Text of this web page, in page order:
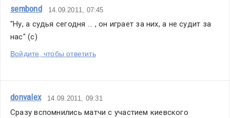
sembond 14.09.2011, 07:45
"Ну, а судья сегодня ... , он играет за них, а не судит за
нас" (с)
Войдите, чтобы ответить
donvalex 14.09.2011, 09:31
Сразу вспомнились матчи с участием киевского